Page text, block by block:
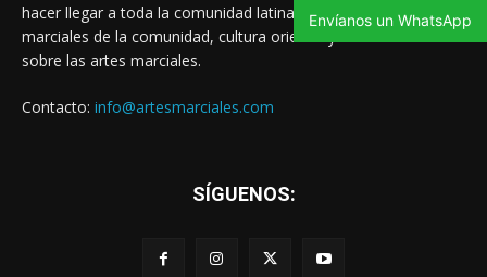
hacer llegar a toda la comunidad latina las noticias de artes
marciales de la comunidad, cultura oriental y contenido valioso
sobre las artes marciales.
Contacto: info@artesmarciales.com
SÍGUENOS:
Envíanos un WhatsApp